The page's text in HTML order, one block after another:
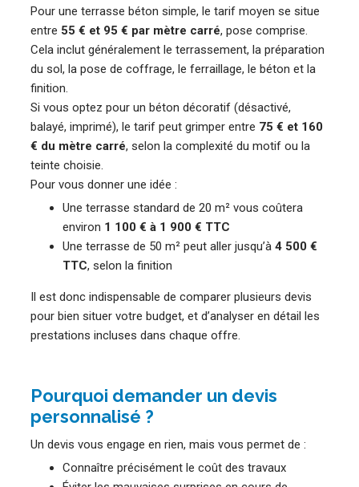
Pour une terrasse béton simple, le tarif moyen se situe
entre 55 € et 95 € par mètre carré, pose comprise.
Cela inclut généralement le terrassement, la préparation
du sol, la pose de coffrage, le ferraillage, le béton et la
finition.
Si vous optez pour un béton décoratif (désactivé,
balayé, imprimé), le tarif peut grimper entre 75 € et 160
€ du mètre carré, selon la complexité du motif ou la
teinte choisie.
Pour vous donner une idée :
Une terrasse standard de 20 m² vous coûtera
environ 1 100 € à 1 900 € TTC
Une terrasse de 50 m² peut aller jusqu’à 4 500 €
TTC, selon la finition
Il est donc indispensable de comparer plusieurs devis
pour bien situer votre budget, et d’analyser en détail les
prestations incluses dans chaque offre.
Pourquoi demander un devis
personnalisé ?
Un devis vous engage en rien, mais vous permet de :
Connaître précisément le coût des travaux